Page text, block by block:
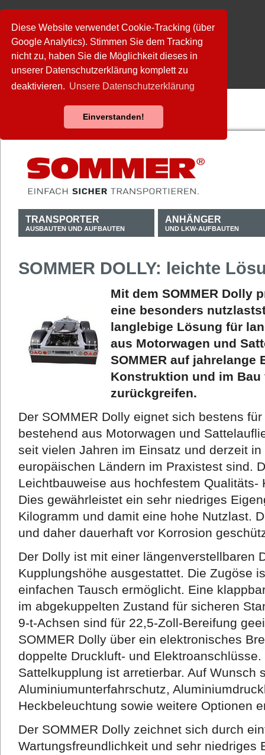
Diese Website verwendet Cookie-Tracking (über
Google Analytics). Stimmen Sie dem Tracking
nicht zu, haben Sie die Möglichkeit dieses in
unserer Datenschutzerklärung komplett zu
deaktivieren. Unsere Datenschutzerklärung
Einverstanden!
TRANSPORTER
AUSBAUTEN UND AUFBAUTEN
ANHÄNGER
UND LKW-AUFBAUTEN
SOMMER DOLLY: leichte
Mit dem SOMMER Dolly
eine besonders
langlebige Lösung für
aus Motorwagen und
SOMMER auf jahrelange
Konstruktion und im
zurückgreifen.
Der SOMMER Dolly eignet sich bestens
bestehend aus Motorwagen und
seit vielen Jahren im Einsatz und derzeit
europäischen Ländern im Praxistest sind.
Leichtbauweise aus hochfestem
Dies gewährleistet ein sehr niedriges
Kilogramm und damit eine hohe Nutzlast.
und daher dauerhaft vor Korrosion
Der Dolly ist mit einer längenverstellbaren
Kupplungshöhe ausgestattet. Die Zugöse
einfachen Tausch ermöglicht. Eine
im abgekuppelten Zustand für sicheren
9-t-Achsen sind für 22,5-Zoll-Bereifung
SOMMER Dolly über ein elektronisches
doppelte Druckluft- und
Sattelkupplung ist arretierbar. Auf Wunsch
Aluminiumunterfahrschutz,
Heckbeleuchtung sowie weitere Optionen
Der SOMMER Dolly zeichnet sich durch
Wartungsfreundlichkeit und sehr niedriges